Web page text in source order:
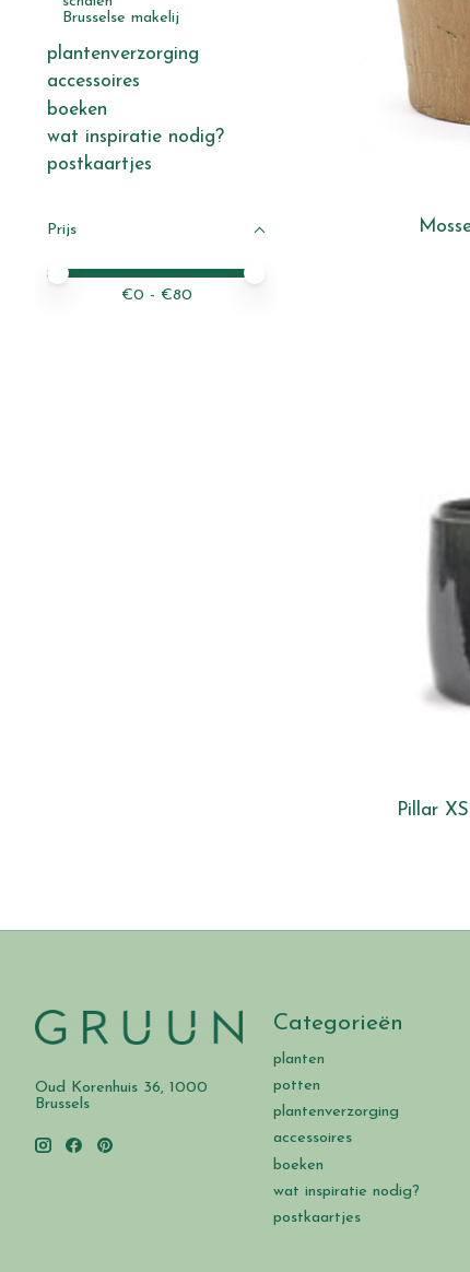
Brusselse makelij
plantenverzorging
accessoires
boeken
wat inspiratie nodig?
postkaartjes
Prijs
Minimale prijswaarde
Price maximum value
€0 - €80
Pillar
Oud Korenhuis 36, 1000
Brussels
Categorieën
planten
potten
plantenverzorging
accessoires
boeken
wat inspiratie nodig?
postkaartjes